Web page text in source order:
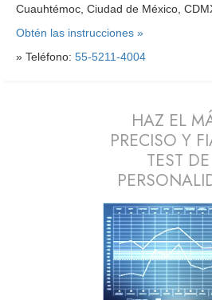
Cuauhtémoc, Ciudad de México,
Obtén las instrucciones »
» Teléfono: 55-5211-4004
HAZ EL
PRECISO Y
TEST DE